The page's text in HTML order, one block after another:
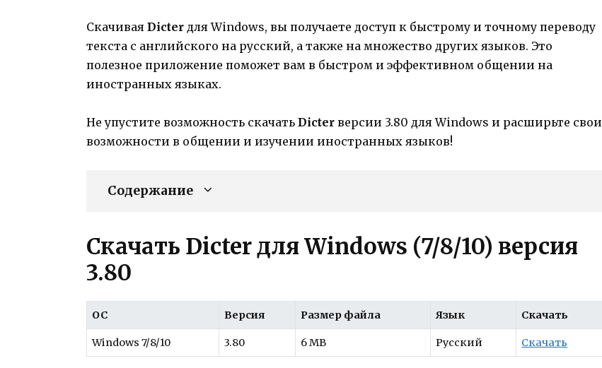
Скачивая Dicter для Windows, вы получаете доступ к быстрому и точному переводу
текста с английского на русский, а также на множество других языков. Это
полезное приложение поможет вам в быстром и эффективном общении на
иностранных языках.
Не упустите возможность скачать Dicter версии 3.80 для Windows и расширьте свои
возможности в общении и изучении иностранных языков!
Содержание
Скачать Dicter для Windows (7/8/10) версия
3.80
ОС Версия Размер файла Язык Скачать
Windows 7/8/10 3.80 6 MB Русский Скачать